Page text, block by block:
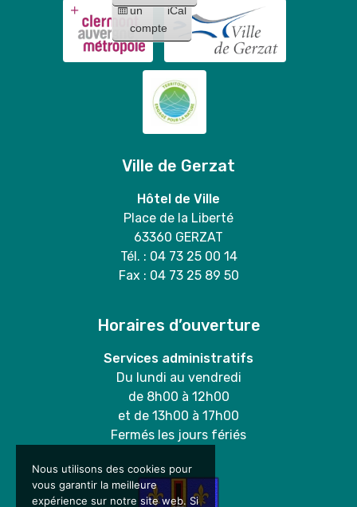
un
compte
iCal
Ville de Gerzat
Hôtel de Ville
Place de la Liberté
63360 GERZAT
Tél. : 04 73 25 00 14
Fax : 04 73 25 89 50
Horaires d’ouverture
Services administratifs
Du lundi au vendredi
de 8h00 à 12h00
et de 13h00 à 17h00
Fermés les jours fériés
Nous utilisons des cookies pour
vous garantir la meilleure
expérience sur notre site web. Si